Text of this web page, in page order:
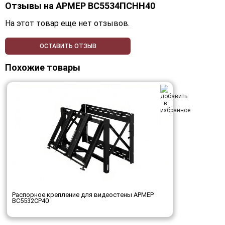
Отзывы наАРМЕР ВС5534ПСНН40
На этот товар еще нет отзывов.
ОСТАВИТЬ ОТЗЫВ
Похожие товары
Распорное крепление для видеостены АРМЕР
ВС5532СР40